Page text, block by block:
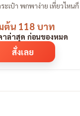
ะเป๋า พกพาง่าย เที่ยวไหนก็
ต้น 118 บาท
าล่าสุด ก่อนของหมด
สั่งเลย